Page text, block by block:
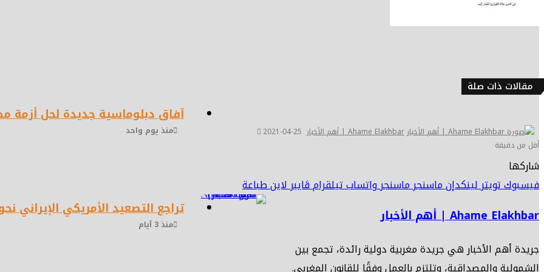
مقالات ذات صلة
آفاق دبلوماسية جديدة لحل أزمة
منذ يوم واحد
تراجع التصعيد الأمريكي الإيراني
منذ 3 أيام
Ahame Elakhbar | أهم الأخبار
2021-04-25
أقل من دقيقة
شاركها
فيسبوكتويترلينكدإنماسنجرماسنجرواتسابتيلقرامڤايبرلاينطباعة
Ahame Elakhbar | أهم الأخبار
جريدة أهم الأخبار هي جريدة مغربية دولية رائدة، تجمع بين